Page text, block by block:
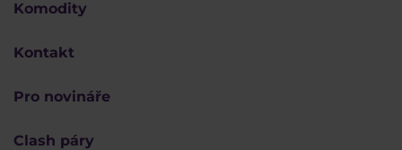
Komodity
Kontakt
Pro novináře
Clash páry